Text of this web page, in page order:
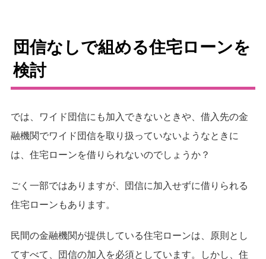
団信なしで組める住宅ローンを
検討
では、ワイド団信にも加入できないときや、借入先の金
融機関でワイド団信を取り扱っていないようなときに
は、住宅ローンを借りられないのでしょうか？
ごく一部ではありますが、団信に加入せずに借りられる
住宅ローンもあります。
民間の金融機関が提供している住宅ローンは、原則とし
てすべて、団信の加入を必須としています。しかし、住